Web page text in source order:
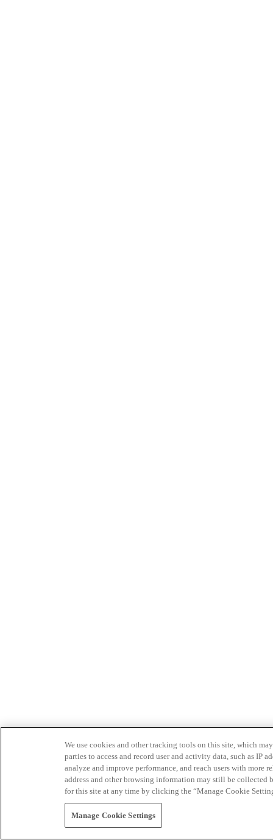
We use cookies and other tracking tools on this site, which
parties to access and record user and activity data, such as IP
analyze and improve performance, and reach users with
address and other browsing information may still be collected
for this site at any time by clicking the “Manage Cookie
Manage Cookie Settings